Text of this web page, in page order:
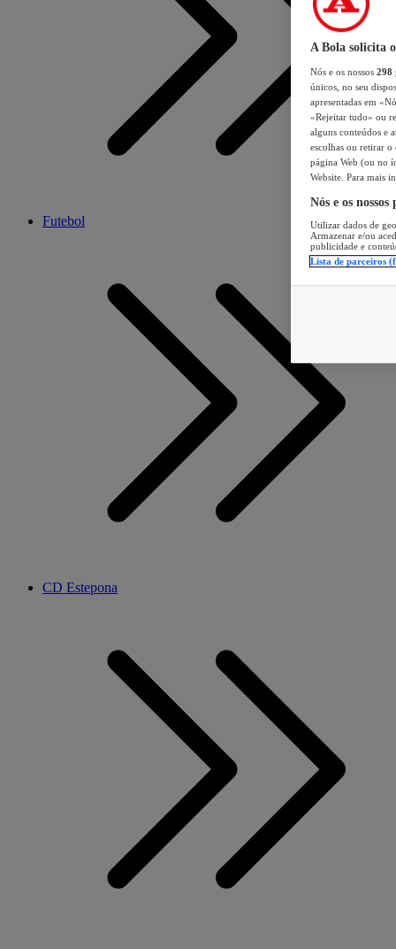
Futebol
CD Estepona
A Bola solicita
Nós e os nossos 298
únicos, no seu
apresentadas em
«Rejeitar tudo» ou
alguns conteúdos e
escolhas ou retirar
página Web (ou no
Website. Para mais
Nós e os
Utilizar dados de
Armazenar e/ou
publicidade e
Lista de parceiros